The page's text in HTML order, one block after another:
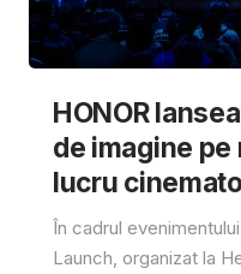
HONOR
de imagine
lucru
În cadrul
Launch, organizat la